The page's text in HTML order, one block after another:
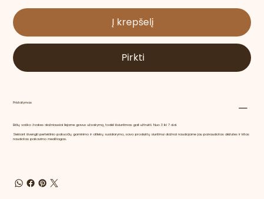
Į krepšelį
Pirkti
Pristatymas
Bičių vaško žvakes dažniausiai liejame gavus užsakymą, todėl išsiuntimas gali užtrukti. Nuo 3 iki 7 d.d.
Siekiant išvengti perteklinio pakuočių gaminimo ir atliekų susidarymo, savo produktų siuntimui dažnai naudojame jau panaudotas dėžutes ir kitas
naudotas pakavimo medžiagas.